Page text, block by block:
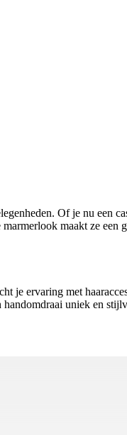
Of je nu een
maakt ze een
je ervaring met
handomdraai uniek en